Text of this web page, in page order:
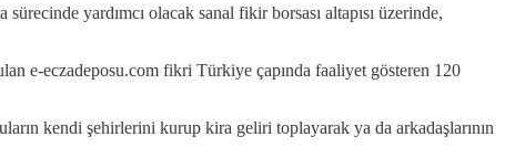
yardımcı olacak sanal fikir borsası altapısı üzerinde,
e-eczadeposu.com fikri Türkiye çapında faaliyet gösteren 120
kendi şehirlerini kurup kira geliri toplayarak ya da arkadaşlarının